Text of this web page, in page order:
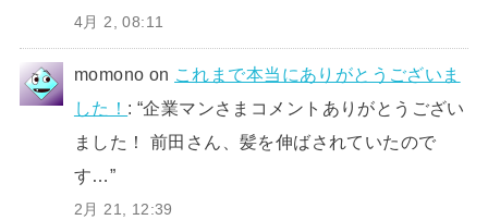
4月 2, 08:11
momono on これまで本当にありがとうございま
した！ : “企業マンさまコメントありがとうござい
ました！ 前田さん、髪を伸ばされていたので
す…”
2月 21, 12:39